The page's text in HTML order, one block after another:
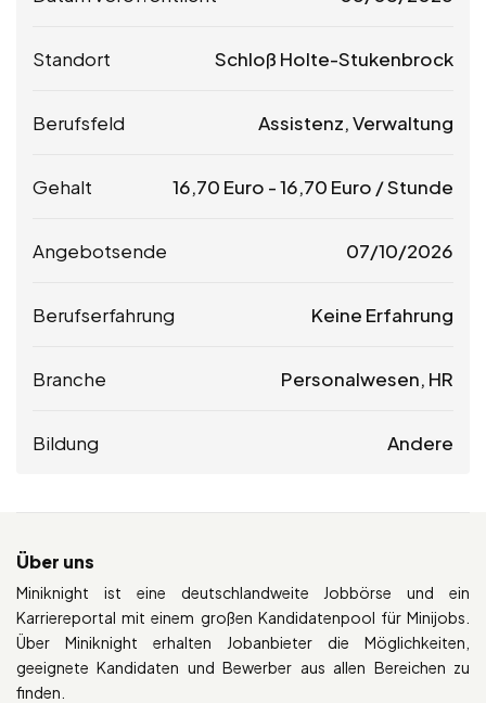
Standort Schloß Holte-Stukenbrock
Berufsfeld Assistenz, Verwaltung
Gehalt 16,70 Euro -16,70 Euro / Stunde
Angebotsende 07/10/2026
Berufserfahrung Keine Erfahrung
Branche Personalwesen, HR
Bildung Andere
Über uns
Miniknight ist eine deutschlandweite Jobbörse und ein
Karriereportal mit einem großen Kandidatenpool für Minijobs.
Über Miniknight erhalten Jobanbieter die Möglichkeiten,
geeignete Kandidaten und Bewerber aus allen Bereichen zu
finden.